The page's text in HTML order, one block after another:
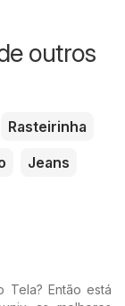
outros
Rasteirinha
Jeans
Então está